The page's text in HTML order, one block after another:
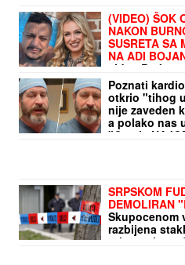
(VIDEO) ŠOK
NAKON
SUSRETA SA
NA ADI
video
pričali, a
pozvala:
otac"
Poznati
otkrio "tihog
nije zaveden
a polako nas
"Ovo je
SRPSKOM
DEMOLIRAN
Skupocenom
razbijena
privatnoj